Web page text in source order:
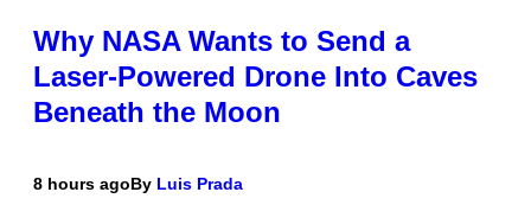
Why NASA Wants to Send a
Laser-Powered Drone Into Caves
Beneath the Moon
8 hours agoBy Luis Prada